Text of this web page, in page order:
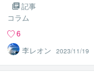
記事
コラム
6
李レオン
2023/11/19